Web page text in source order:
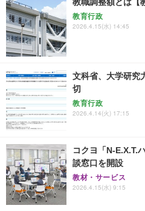
教職調整額とは【
教育行政
2026.4.15(水) 14:45
文科省、大学研究
切
教育行政
2026.4.14(火) 17:15
コクヨ「N-E.X.T.
談窓口を開設
教材・サービス
2026.4.15(水) 9:15